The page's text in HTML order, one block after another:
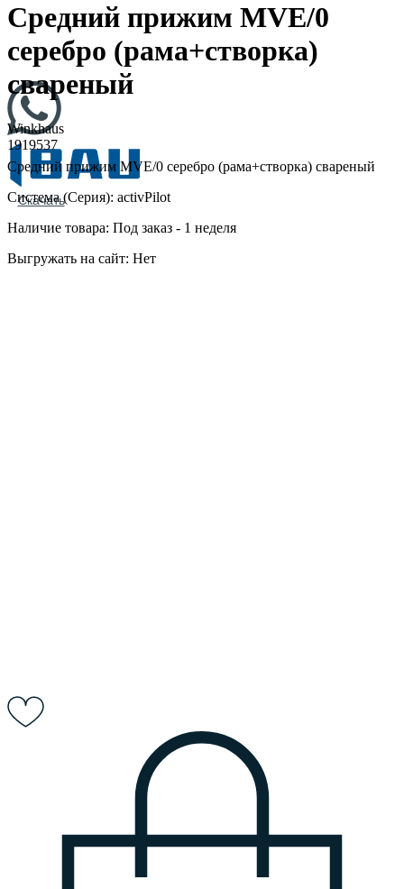
Скачать
Средний прижим MVE/0
серебро (рама+створка)
свареный
Winkhaus
1919537
Средний прижим MVE/0 серебро (рама+створка) свареный
Система (Серия): activPilot
Наличие товара: Под заказ - 1 неделя
Выгружать на сайт: Нет